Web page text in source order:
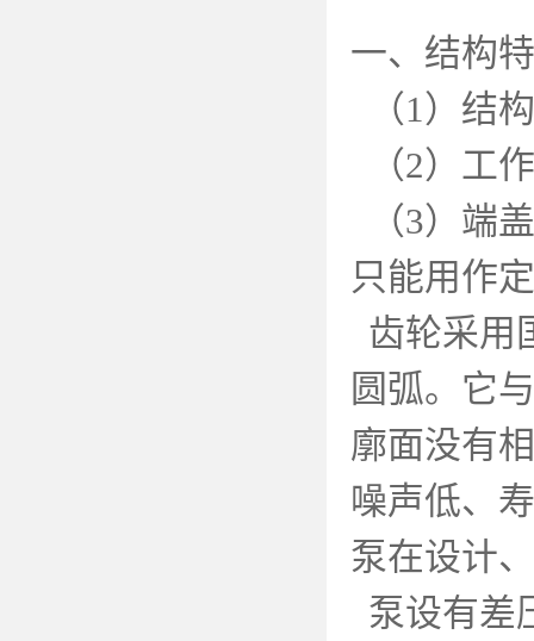
一、结构
（1）结
（2）工
（3）端
只能用作
齿轮采用
圆弧。它
廓面没有
噪声低、
泵在设计
泵设有差